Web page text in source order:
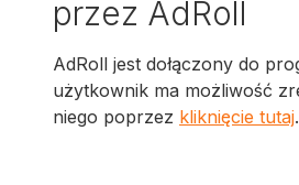
przez AdRoll
AdRoll jest dołączony do
użytkownik ma możliwość
niego poprzez kliknięcie tutaj.